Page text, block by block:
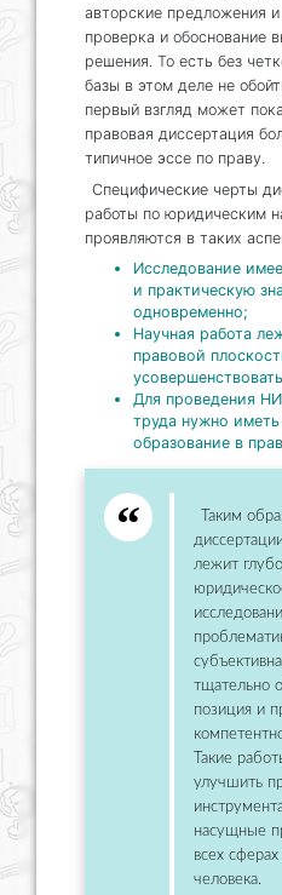
авторские предложения
проверка и обоснование
решения. То есть без
базы в этом деле не
первый взгляд может
правовая диссертация
типичное эссе по праву.
Специфические черты
работы по юридическим
проявляются в таких
Исследование
и практическую
одновременно;
Научная работа
правовой
Для проведения
труда нужно
образование в
Таким
лежит
тщательно
позиция и
Такие
улучшить
насущные
всех
человека.